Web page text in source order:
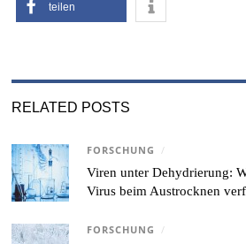
teilen
RELATED POSTS
FORSCHUNG /
Viren unter Dehydrierung:
Virus beim Austrocknen
FORSCHUNG /